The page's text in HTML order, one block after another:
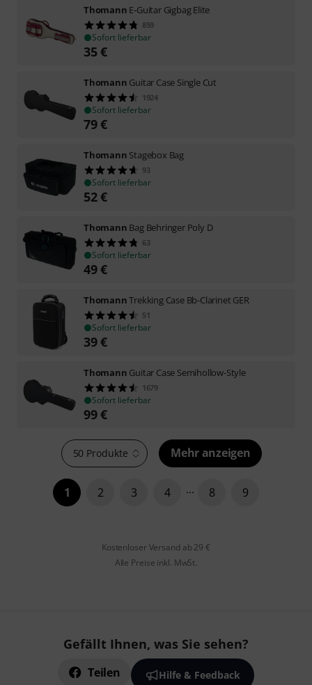
Thomann E-Guitar Gigbag Elite
859
Sofort lieferbar
35€
Thomann Guitar Case Single Cut
1924
Sofort lieferbar
79€
Thomann Stagebox Bag
93
Sofort lieferbar
52€
Thomann Bag Behringer Poly D
63
Sofort lieferbar
49€
ThomannTrekking Case Bb-Clarinet GER
51
Sofort lieferbar
39€
Thomann Guitar Case Semihollow-Style
1679
Sofort lieferbar
99€
50 Produkte Mehr anzeigen
1 2 3 4 8 9
Kostenloser Versand ab 29 €
Alle Preise inkl. MwSt.
Gefällt Ihnen, was Sie sehen?
Teilen Hilfe & Feedback